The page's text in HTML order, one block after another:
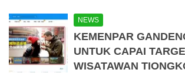
NEWS
KEMENPAR
UNTUK CAPAI
WISATAWAN